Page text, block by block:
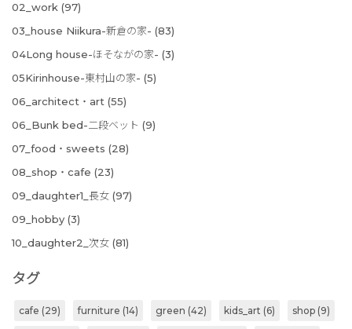
02_work (97)
03_house Niikura-新倉の家- (83)
04Long house-ほそながの家- (3)
05Kirinhouse-東村山の家- (5)
06_architect・art (55)
06_Bunk bed-二段ベット (9)
07_food・sweets (28)
08_shop・cafe (23)
09_daughter1_長女 (97)
09_hobby (3)
10_daughter2_次女 (81)
タグ
cafe (29) furniture (14) green (42) kids_art (6) shop (9)